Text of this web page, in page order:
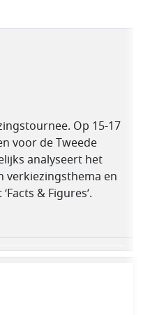
Op 15-17
voor de Tweede
analyseert het
verkiezingsthema en
& Figures’.